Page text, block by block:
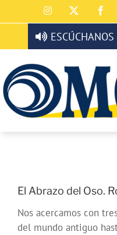
al
contenido
Instagram
ESCÚCHANOS
El Abrazo del Oso.
Nos acercamos con
del mundo antiguo